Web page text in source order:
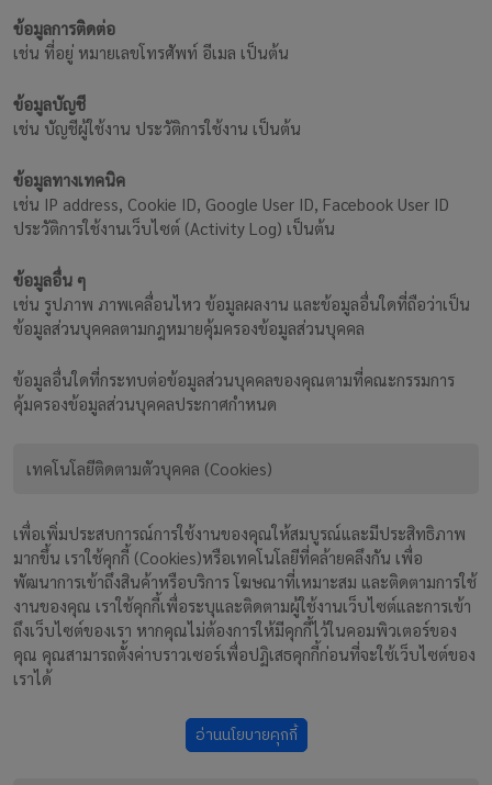
ข้อมูลการติดต่อ
เช่น ที่อยู่ หมายเลขโทรศัพท์ อีเมล เป็นต้น
ข้อมูลบัญชี
เช่น บัญชีผู้ใช้งาน ประวัติการใช้งาน เป็นต้น
ข้อมูลทางเทคนิค
เช่น IP address, Cookie ID, Google User ID, Facebook User ID
ประวัติการใช้งานเว็บไซต์ (Activity Log) เป็นต้น
ข้อมูลอื่น ๆ
เช่น รูปภาพ ภาพเคลื่อนไหว ข้อมูลผลงาน และข้อมูลอื่นใดที่ถือว่าเป็น
ข้อมูลส่วนบุคคลตามกฎหมายคุ้มครองข้อมูลส่วนบุคคล
ข้อมูลอื่นใดที่กระทบต่อข้อมูลส่วนบุคคลของคุณตามที่คณะกรรมการ
คุ้มครองข้อมูลส่วนบุคคลประกาศกำหนด
เทคโนโลยีติดตามตัวบุคคล (Cookies)
เพื่อเพิ่มประสบการณ์การใช้งานของคุณให้สมบูรณ์และมีประสิทธิภาพ
มากขึ้น เราใช้คุกกี้ (Cookies)หรือเทคโนโลยีที่คล้ายคลึงกัน เพื่อ
พัฒนาการเข้าถึงสินค้าหรือบริการ โฆษณาที่เหมาะสม และติดตามการใช้
งานของคุณ เราใช้คุกกี้เพื่อระบุและติดตามผู้ใช้งานเว็บไซต์และการเข้า
ถึงเว็บไซต์ของเรา หากคุณไม่ต้องการให้มีคุกกี้ไว้ในคอมพิวเตอร์ของ
คุณ คุณสามารถตั้งค่าบราวเซอร์เพื่อปฏิเสธคุกกี้ก่อนที่จะใช้เว็บไซต์ของ
เราได้
อ่านนโยบายคุกกี้